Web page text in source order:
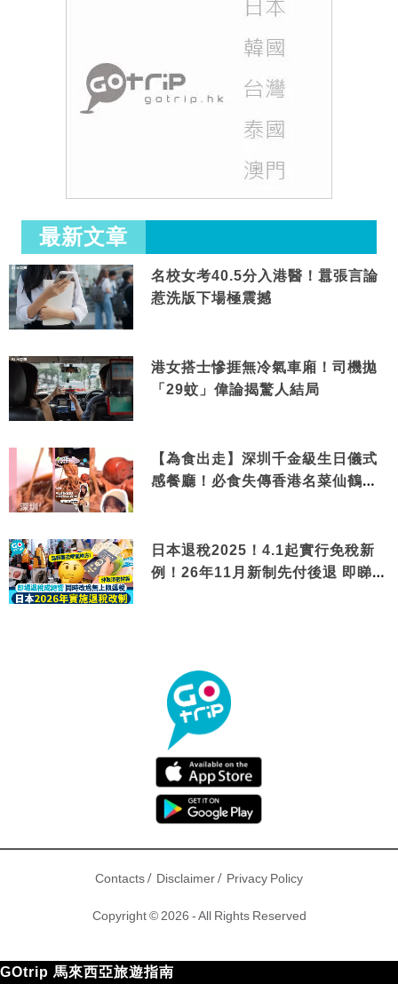
最新文章
名校女考40.5分入港醫！囂張言論
惹洗版下場極震撼
港女搭士慘捱無冷氣車廂！司機拋
「29蚊」偉論揭驚人結局
【為食出走】深圳千金級生日儀式
感餐廳！必食失傳香港名菜仙鶴神
日本退稅2025！4.1起實行免稅新
例！26年11月新制先付後退 即睇步
Contacts/ Disclaimer/ Privacy Policy
Copyright © 2026 - All Rights Reserved
GOtrip 馬來西亞旅遊指南